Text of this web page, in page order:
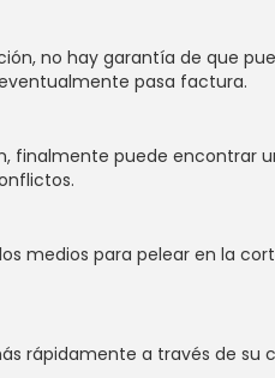
no hay garantía de que
pasa factura.
finalmente puede encontrar
medios para pelear en la
rápidamente a través de su